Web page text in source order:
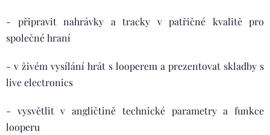
- připravit nahrávky a tracky v patřičné kvalitě pro
společné hraní
- v živém vysílání hrát s looperem a prezentovat skladby s
live electronics
- vysvětlit v angličtině technické parametry a funkce
looperu